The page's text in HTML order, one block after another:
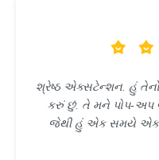
શ્રેષ્ઠ એક્સટેન્શન. હું તેનો
કરું છું. તે મને પોપ-અપ
જેથી હું એક સમયે એક